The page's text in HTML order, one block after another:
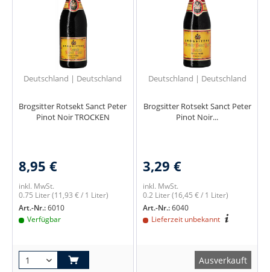
Deutschland | Deutschland
Brogsitter Rotsekt Sanct Peter
Pinot Noir TROCKEN
8,95 €
inkl. MwSt.
0.75 Liter(11,93 € / 1 Liter)
Art.-Nr.:6010
Verfügbar
Deutschland | Deutschland
Brogsitter Rotsekt Sanct Peter
Pinot Noir...
3,29 €
inkl. MwSt.
0.2 Liter(16,45 € / 1 Liter)
Art.-Nr.:6040
Lieferzeit unbekannt
Ausverkauft